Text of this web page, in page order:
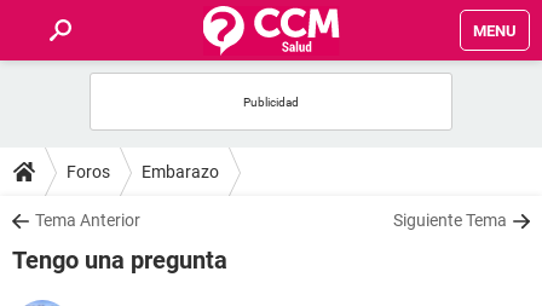
MENU
FOROS
SALUD
FAMILIA
Foros Embarazo
Tema Anterior Siguiente Tema
Tengo una pregunta